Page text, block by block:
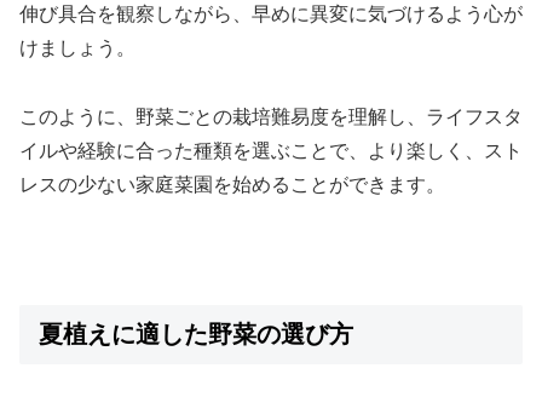
伸び具合を観察しながら、早めに異変に気づけるよう心が
けましょう。
このように、野菜ごとの栽培難易度を理解し、ライフスタ
イルや経験に合った種類を選ぶことで、より楽しく、スト
レスの少ない家庭菜園を始めることができます。
夏植えに適した野菜の選び方